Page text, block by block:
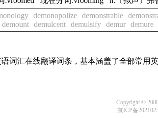
demonopolize demonstrable
demount demulcent demulsify demur demure
词汇在线翻译词条，基本涵盖了全部常用
Copyright ©
京ICP备